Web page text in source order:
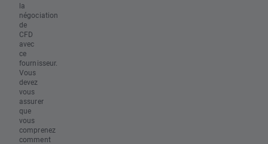
la
négociation
de
CFD
avec
ce
fournisseur.
Vous
devez
vous
assurer
que
vous
comprenez
comment